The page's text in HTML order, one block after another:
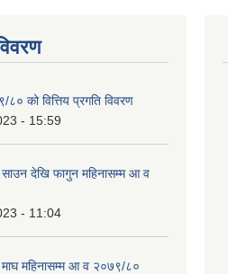
८० को वित्तिय प्रगति विवरण
- 15:59
देखि फागुन महिनासम्म आ व
- 11:04
महिनासम्म आ व २०७९/८०